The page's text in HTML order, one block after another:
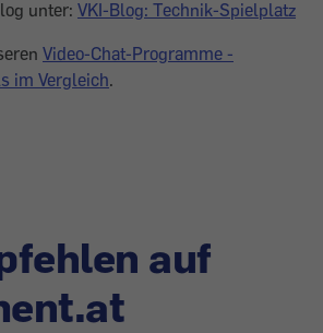
unter: VKI-Blog: Technik-Spielplatz
Video-Chat-Programme -
im Vergleich.
auf